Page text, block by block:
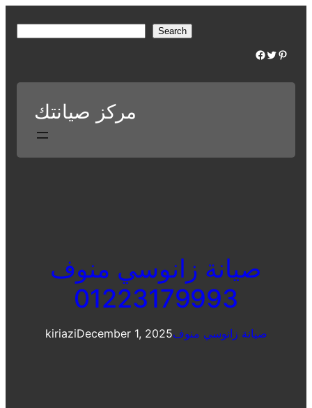
r
Search
Facebook Twitter Pinterest
مركز صيانتك
صيانة زانوسي منوف
01223179993
kiriaziDecember 1, 2025صيانة زانوسي منوف